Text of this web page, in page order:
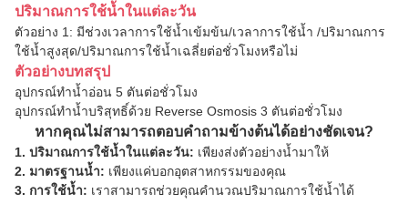
ปริมาณการใช้น้ำในแต่ละวัน
ตัวอย่าง 1: มีช่วงเวลาการใช้น้ำเข้มข้น/เวลาการใช้น้ำ /ปริมาณการ
ใช้น้ำสูงสุด/ปริมาณการใช้น้ำเฉลี่ยต่อชั่วโมงหรือไม่
ตัวอย่างบทสรุป
อุปกรณ์ทำน้ำอ่อน 5 ตันต่อชั่วโมง
อุปกรณ์ทำน้ำบริสุทธิ์ด้วย Reverse Osmosis 3 ตันต่อชั่วโมง
หากคุณไม่สามารถตอบคำถามข้างต้นได้อย่างชัดเจน?
1. ปริมาณการใช้น้ำในแต่ละวัน: เพียงส่งตัวอย่างน้ำมาให้
2. มาตรฐานน้ำ: เพียงแค่บอกอุตสาหกรรมของคุณ
3. การใช้น้ำ: เราสามารถช่วยคุณคำนวณปริมาณการใช้น้ำได้